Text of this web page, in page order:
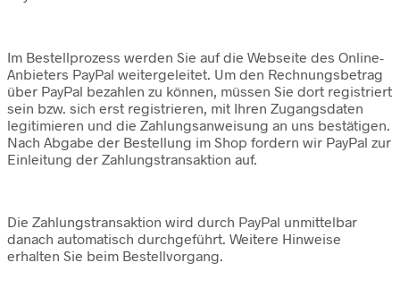
Im Bestellprozess werden Sie auf die Webseite des Online-
Anbieters PayPal weitergeleitet. Um den Rechnungsbetrag
über PayPal bezahlen zu können, müssen Sie dort registriert
sein bzw. sich erst registrieren, mit Ihren Zugangsdaten
legitimieren und die Zahlungsanweisung an uns bestätigen.
Nach Abgabe der Bestellung im Shop fordern wir PayPal zur
Einleitung der Zahlungstransaktion auf.
Die Zahlungstransaktion wird durch PayPal unmittelbar
danach automatisch durchgeführt. Weitere Hinweise
erhalten Sie beim Bestellvorgang.